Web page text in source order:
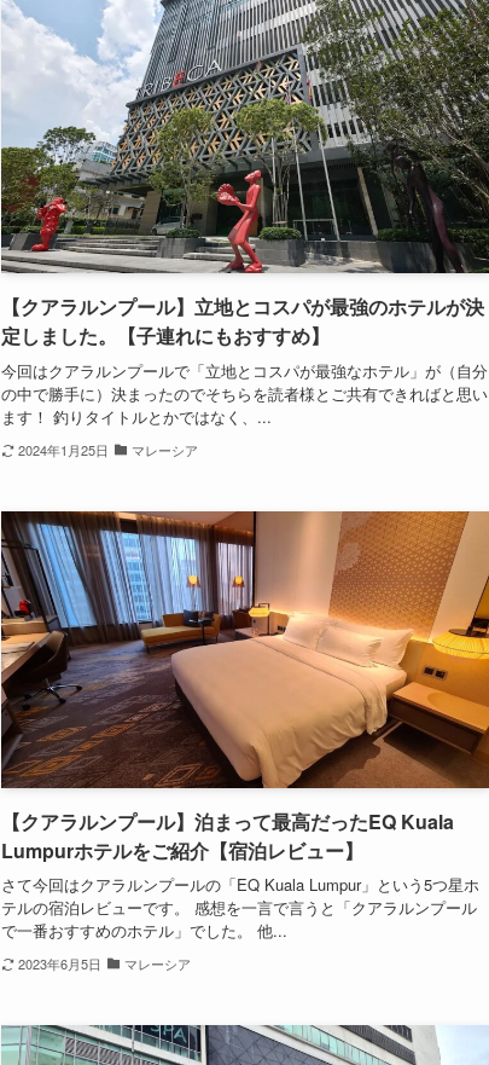
【クアラルンプール】立地とコスパが最強のホテルが決
定しました。【子連れにもおすすめ】
今回はクアラルンプールで「立地とコスパが最強なホテル」が（自分
の中で勝手に）決まったのでそちらを読者様とご共有できればと思い
ます！ 釣りタイトルとかではなく、...
2024年1月25日 マレーシア
【クアラルンプール】泊まって最高だったEQ Kuala
Lumpurホテルをご紹介【宿泊レビュー】
さて今回はクアラルンプールの「EQ Kuala Lumpur」という5つ星ホ
テルの宿泊レビューです。 感想を一言で言うと「クアラルンプール
で一番おすすめのホテル」でした。 他...
2023年6月5日 マレーシア